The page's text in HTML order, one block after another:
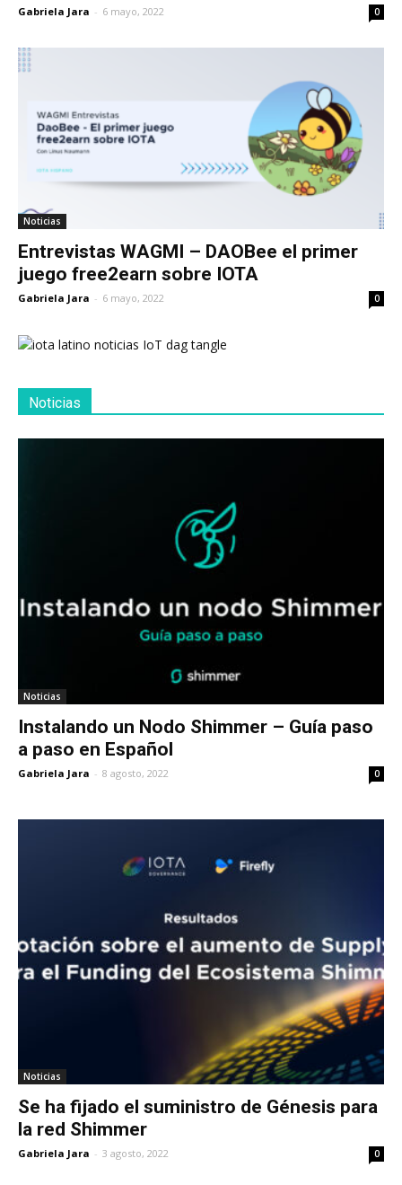
Gabriela Jara - 6 mayo, 2022 0
Noticias
Entrevistas WAGMI – DAOBee el primer
juego free2earn sobre IOTA
Gabriela Jara - 6 mayo, 2022 0
Noticias
Noticias
Instalando un Nodo Shimmer – Guía paso
a paso en Español
Gabriela Jara - 8 agosto, 2022 0
Noticias
Se ha fijado el suministro de Génesis para
la red Shimmer
Gabriela Jara - 3 agosto, 2022 0